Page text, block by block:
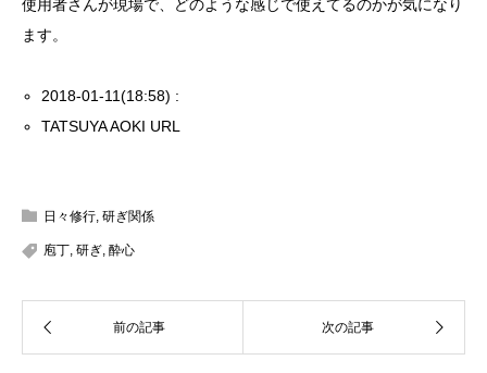
使用者さんが現場で、どのような感じで使えてるのかが気になり
ます。
2018-01-11(18:58) :
TATSUYA AOKI URL
日々修行, 研ぎ関係
庖丁, 研ぎ, 酔心